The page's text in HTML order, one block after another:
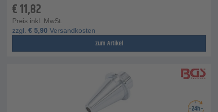
€11,82
Preis inkl. MwSt.
zzgl. € 5,90 Versandkosten
zum Artikel